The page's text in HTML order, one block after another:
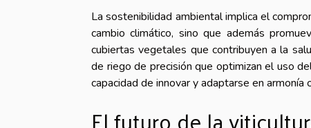
La sostenibilidad ambiental implica el
cambio climático, sino que además
cubiertas vegetales que contribuyen a la
de riego de precisión que optimizan el uso
capacidad de innovar y adaptarse en armonía